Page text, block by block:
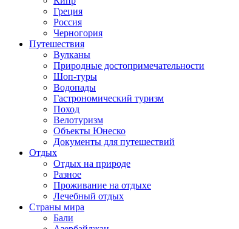
Греция
Россия
Черногория
Путешествия
Вулканы
Природные достопримечательности
Шоп-туры
Водопады
Гастрономический туризм
Поход
Велотуризм
Объекты Юнеско
Документы для путешествий
Отдых
Отдых на природе
Разное
Проживание на отдыхе
Лечебный отдых
Страны мира
Бали